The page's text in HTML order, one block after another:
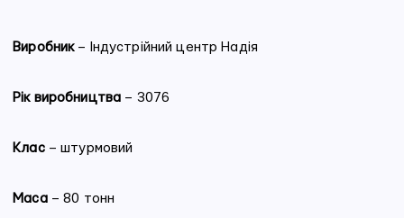
Виробник– Індустрійний центр Надія
Рік виробництва – 3076
Клас – штурмовий
Маса – 80 тонн